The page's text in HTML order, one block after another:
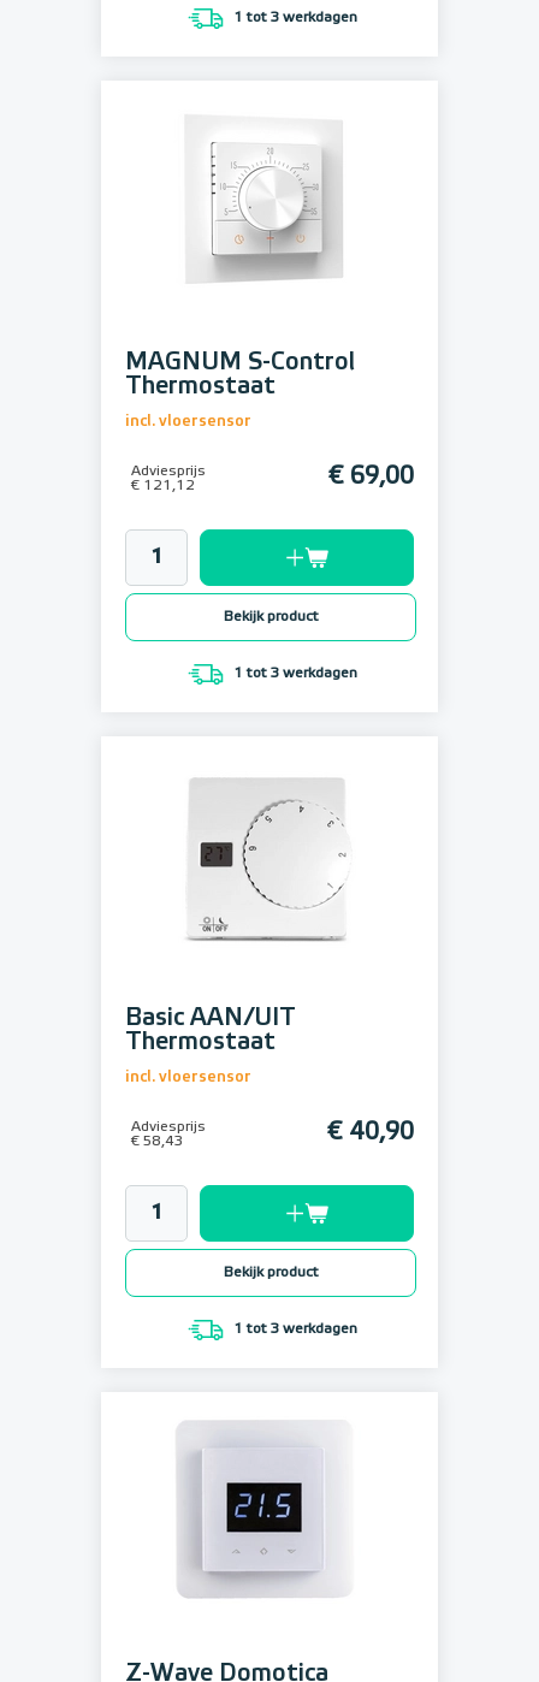
1 tot 3 werkdagen
MAGNUM S-Control
Thermostaat
incl. vloersensor
Adviesprijs
€ 121,12
€ 69,00
Bekijk product
1 tot 3 werkdagen
Basic AAN/UIT
Thermostaat
incl. vloersensor
Adviesprijs
€ 58,43
€ 40,90
Bekijk product
1 tot 3 werkdagen
Z-Wave Domotica